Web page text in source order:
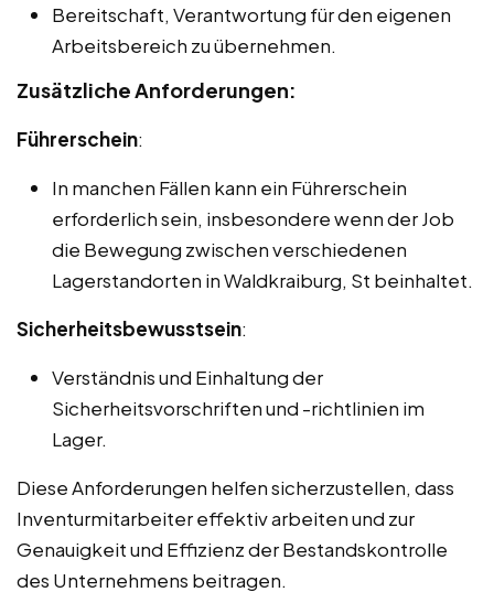
Bereitschaft, Verantwortung für den eigenen
Arbeitsbereich zu übernehmen.
Zusätzliche Anforderungen:
Führerschein:
In manchen Fällen kann ein Führerschein
erforderlich sein, insbesondere wenn der Job
die Bewegung zwischen verschiedenen
Lagerstandorten in Waldkraiburg, St beinhaltet.
Sicherheitsbewusstsein:
Verständnis und Einhaltung der
Sicherheitsvorschriften und -richtlinien im
Lager.
Diese Anforderungen helfen sicherzustellen, dass
Inventurmitarbeiter effektiv arbeiten und zur
Genauigkeit und Effizienz der Bestandskontrolle
des Unternehmens beitragen.